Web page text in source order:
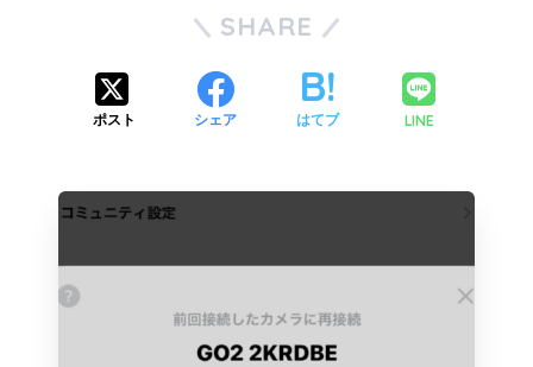
SHARE
ポスト シェア はてブ LINE